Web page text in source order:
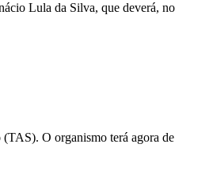
Lula da Silva, que deverá, no
O organismo terá agora de